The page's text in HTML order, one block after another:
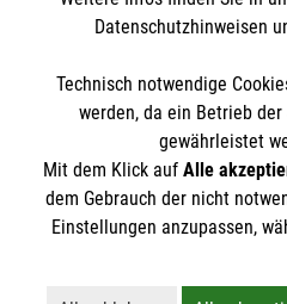
Newsletter
Cookies verwalten|AGB|
Barrierefreiheit |Kontakt|
Datenschutzhinweisen
Technisch notwendige
werden, da ein Betrieb
gewährleistet
Mit dem Klick auf Alle
dem Gebrauch der nicht
Einstellungen anzupassen,